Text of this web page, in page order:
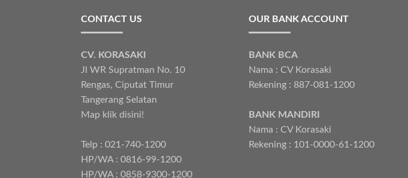
CONTACT US
CV. KORASAKI
Jl WR Supratman No. 10
Rengas, Ciputat Timur
Tangerang Selatan
Map klik disini!
Telp : 021-740-1200
HP/WA : 0816-99-1200
HP/WA : 0858-9300-1200
OUR BANK ACCOUNT
BANK BCA
Nama : CV Korasaki
Rekening : 887-081-1200
BANK MANDIRI
Nama : CV Korasaki
Rekening : 101-0000-61-1200